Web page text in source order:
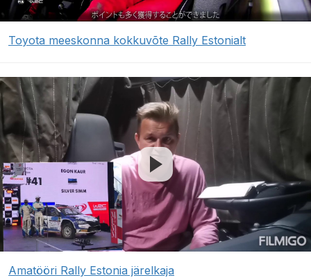
Toyota meeskonna kokkuvõte Rally Estonialt
Amatööri Rally Estonia järelkaja